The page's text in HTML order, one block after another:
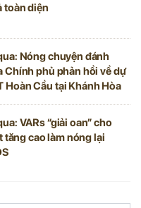
toàn diện
Nóng chuyện đánh
Chính phủ phản hồi về dự
Hoàn Cầu tại Khánh Hòa
VARs “giải oan” cho
tăng cao làm nóng lại